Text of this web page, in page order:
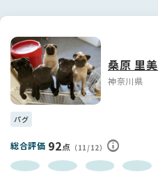
桑原 里美
神奈川県
パグ
総合評価 92点 （11/12）